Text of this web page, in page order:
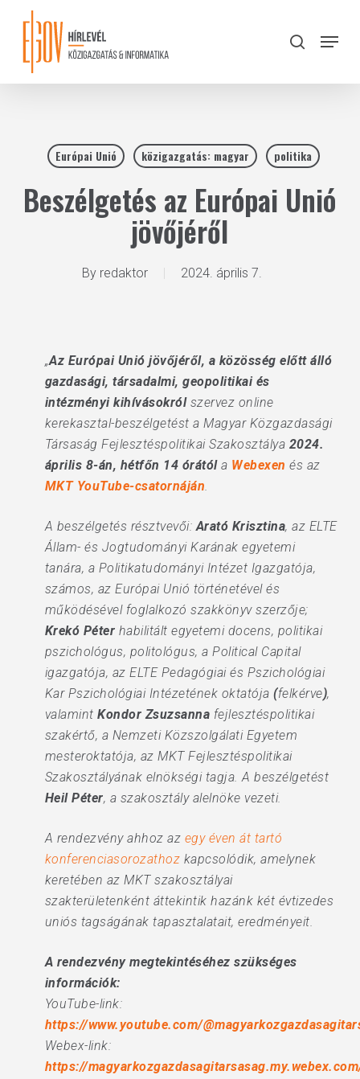
content
search
Menu
Európai Unió közigazgatás: magyar politika
Beszélgetés az Európai Unió
jövőjéről
By redaktor 2024. április 7.
„Az Európai Unió jövőjéről, a közösség előtt álló
gazdasági, társadalmi, geopolitikai és
intézményi kihívásokrólszervez online
kerekasztal-beszélgetést a Magyar Közgazdasági
Társaság Fejlesztéspolitikai Szakosztálya 2024.
április 8-án, hétfőn 14 órátóla Webexen és az
MKT YouTube-csatornáján.
A beszélgetés résztvevői:Arató Krisztina, az ELTE
Állam- és Jogtudományi Karának egyetemi
tanára, a Politikatudományi Intézet Igazgatója,
számos, az Európai Unió történetével és
működésével foglalkozó szakkönyv szerzője;
Krekó Péter habilitált egyetemi docens, politikai
pszichológus, politológus, a Political Capital
igazgatója, az ELTE Pedagógiai és Pszichológiai
Kar Pszichológiai Intézetének oktatója(felkérve),
valamintKondor Zsuzsanna fejlesztéspolitikai
szakértő, a Nemzeti Közszolgálati Egyetem
mesteroktatója, az MKT Fejlesztéspolitikai
Szakosztályának elnökségi tagja. A beszélgetést
Heil Péter, a szakosztály alelnöke vezeti.
A rendezvény ahhoz az egy éven át tartó
konferenciasorozathoz kapcsolódik, amelynek
keretében az MKT szakosztályai
szakterületenként áttekintik hazánk két évtizedes
uniós tagságának tapasztalatait, eredményeit.
A rendezvény megtekintéséhez szükséges
információk:
YouTube-link:
https://www.youtube.com/
Webex-link:
https://
Close